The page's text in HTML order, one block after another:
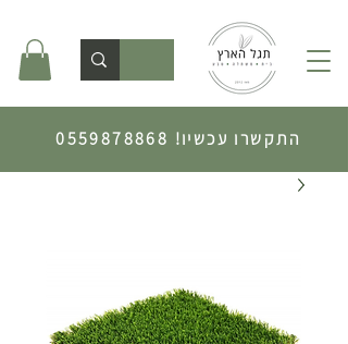
התקשרו עכשיו! 0559878868